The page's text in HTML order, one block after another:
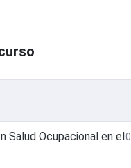
Salud Ocupacional en el